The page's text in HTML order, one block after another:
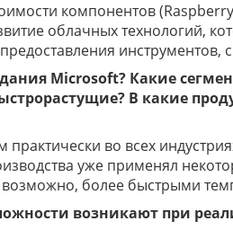
компонентов
облачных технологий,
Microsoft? Какие
В какие
во всех
уже применял
возможно, более быстрыми
возникают при